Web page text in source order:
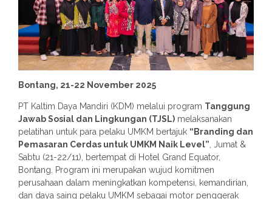
Bontang, 21-22 November 2025
PT Kaltim Daya Mandiri (KDM) melalui program Tanggung
Jawab Sosial dan Lingkungan (TJSL) melaksanakan
pelatihan untuk para pelaku UMKM bertajuk “Branding dan
Pemasaran Cerdas untuk UMKM Naik Level” , Jumat &
Sabtu (21-22/11), bertempat di Hotel Grand Equator,
Bontang. Program ini merupakan wujud komitmen
perusahaan dalam meningkatkan kompetensi, kemandirian,
dan daya saing pelaku UMKM sebagai motor penggerak